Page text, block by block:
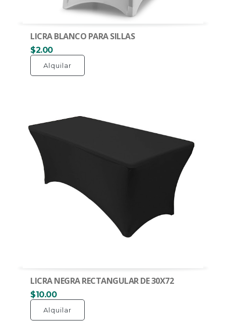
LICRA BLANCO PARA SILLAS
$2.00
Alquilar
LICRA NEGRA RECTANGULAR DE 30X72
$10.00
Alquilar